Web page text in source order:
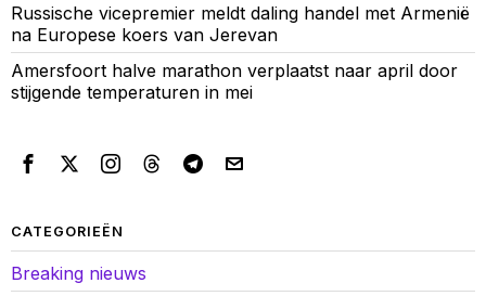
Russische vicepremier meldt daling handel met Armenië
na Europese koers van Jerevan
Amersfoort halve marathon verplaatst naar april door
stijgende temperaturen in mei
CATEGORIEËN
Breaking nieuws